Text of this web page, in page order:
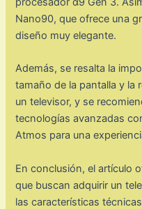
Nano90, que ofrece una
diseño muy elegante.
Además, se resalta la
tamaño de la pantalla y la
un televisor, y se
tecnologías avanzadas
Atmos para una
En conclusión, el artículo
que buscan adquirir un
las características